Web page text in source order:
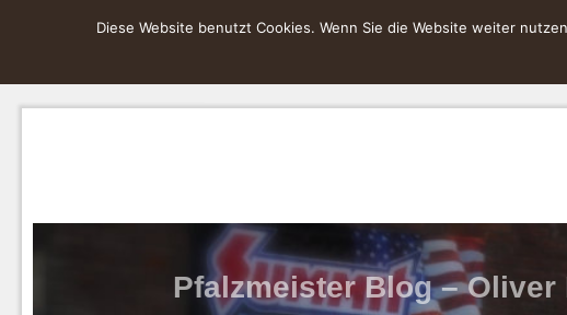
Pfalzmeister Blog – Oliver
Diese Website benutzt Cookies. Wenn Sie die Website weiter